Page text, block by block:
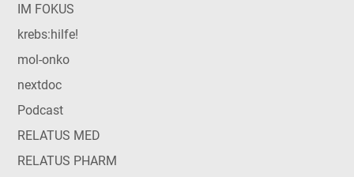
IM FOKUS
krebs:hilfe!
mol-onko
nextdoc
Podcast
RELATUS MED
RELATUS PHARM